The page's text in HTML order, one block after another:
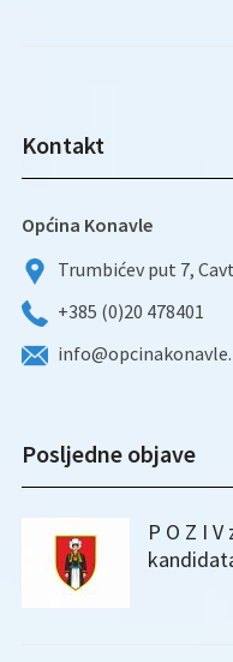
Kontakt
Općina Konavle
Trumbićev put 7,
+385 (0)20 478401
Posljedne objave
P O Z I